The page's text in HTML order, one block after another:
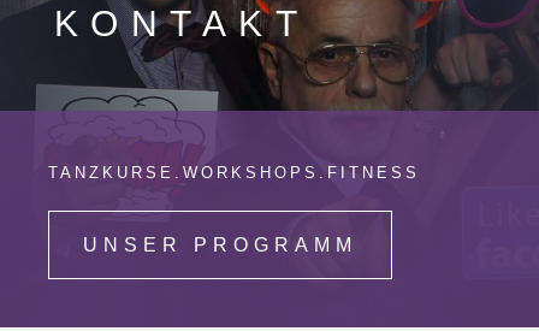
KONTAKT
TANZKURSE.WORKSHOPS.FITNESS
UNSER PROGRAMM